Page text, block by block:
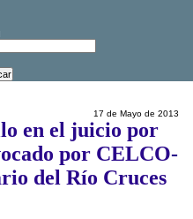
17 de Mayo de 2013
en el juicio por
por CELCO-
del Río Cruces